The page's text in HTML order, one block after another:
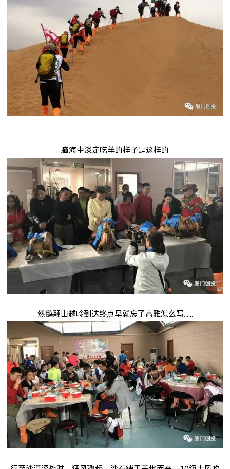
脑海中淡定吃羊的样子是这样的
然鹅翻山越岭到达终点早就忘了高雅怎么写......